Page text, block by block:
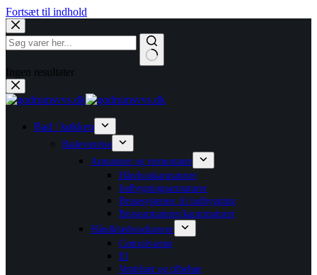
Fortsæt til indhold
Ingen resultater
Bad / køkken
Badeværelse
Armaturer og termostater
Håndvaskarmaturer
Indbygningsarmaturer
Brusesystemer til indbygning
Brusearmaturer/kararmaturer
Håndklæderadiatorer
Centralvarme
El
Ventilsæt og tilbehør